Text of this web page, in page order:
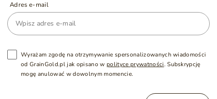
Adres e-mail
Wyrażam zgodę na otrzymywanie spersonalizowanych wiadomości
od GrainGold.pl jak opisano w polityce prywatności. Subskrypcję
mogę anulować w dowolnym momencie.